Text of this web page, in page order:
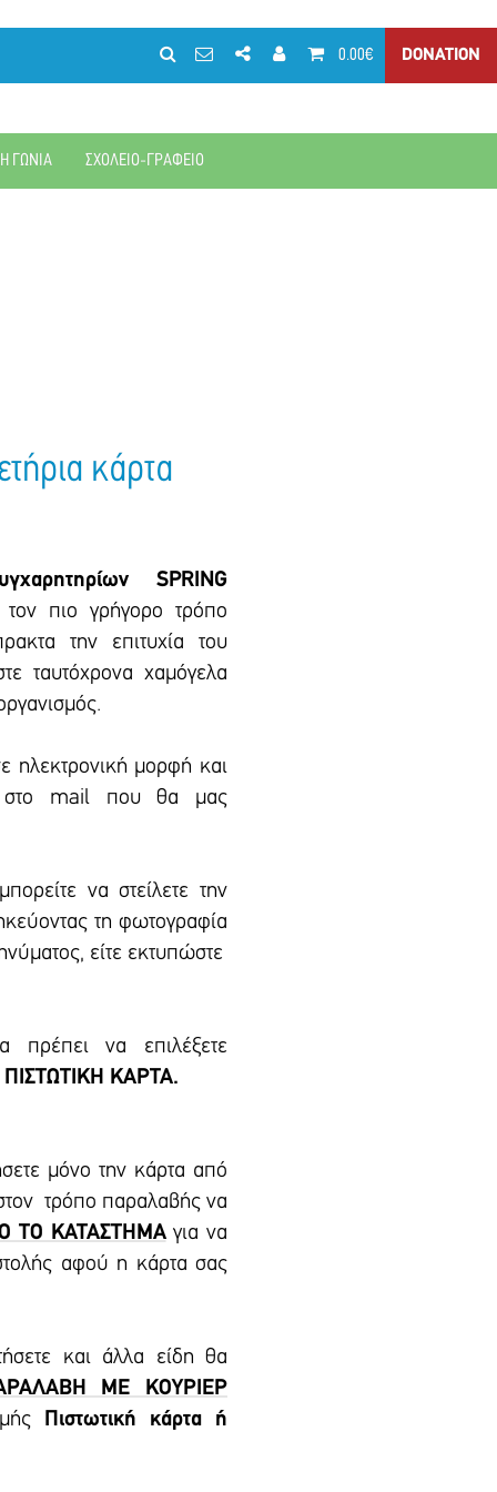
0.00€ DONATION
ΓΩΝΙΑ ΣΧΟΛΕΙΟ-ΓΡΑΦΕΙΟ
κάρτα
SPRING
πιο γρήγορο τρόπο
την επιτυχία του
ταυτόχρονα χαμόγελα
ηλεκτρονική μορφή και
στο mail που θα μας
να στείλετε την
τη φωτογραφία
είτε εκτυπώστε
να επιλέξετε
ΚΑΡΤΑ.
μόνο την κάρτα από
τρόπο παραλαβής να
ΤΟ ΚΑΤΑΣΤΗΜΑγια να
αφού η κάρτα σας
και άλλα είδη θα
ΜΕ ΚΟΥΡΙΕΡ
Πιστωτική κάρτα ή